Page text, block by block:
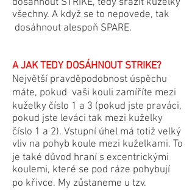
dosáhnout STRIKE, tedy srazit kuželky
všechny. A když se to nepovede, tak
dosáhnout alespoň SPARE.
A JAK TEDY DOSÁHNOUT STRIKE?
​Největší pravděpodobnost úspěchu
máte, pokud vaši kouli zamíříte mezi
kuželky číslo 1 a 3 (pokud jste praváci,
pokud jste leváci tak mezi kuželky
číslo 1 a 2). Vstupní úhel má totiž velký
vliv na pohyb koule mezi kuželkami. To
je také důvod hraní s excentrickými
koulemi, které se pod ráze pohybují
po křivce. My zůstaneme u tzv.